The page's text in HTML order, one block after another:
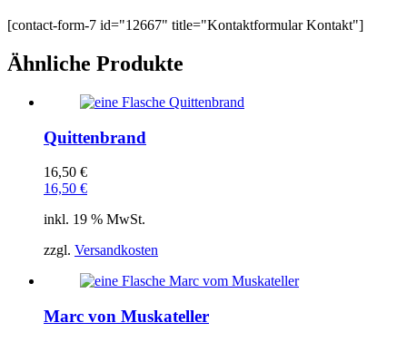
[contact-form-7 id="12667" title="Kontaktformular Kontakt"]
Ähnliche Produkte
Quittenbrand
16,50 €
16,50 €
inkl. 19 % MwSt.
zzgl. Versandkosten
Marc von Muskateller